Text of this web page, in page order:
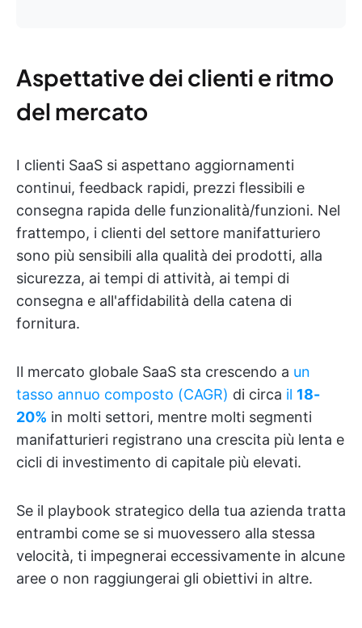
Aspettative dei clienti e ritmo
del mercato
I clienti SaaS si aspettano aggiornamenti
continui, feedback rapidi, prezzi flessibili e
consegna rapida delle funzionalità/funzioni. Nel
frattempo, i clienti del settore manifatturiero
sono più sensibili alla qualità dei prodotti, alla
sicurezza, ai tempi di attività, ai tempi di
consegna e all'affidabilità della catena di
fornitura.
Il mercato globale SaaS sta crescendo a un
tasso annuo composto (CAGR) di circa il 18-
20% in molti settori, mentre molti segmenti
manifatturieri registrano una crescita più lenta e
cicli di investimento di capitale più elevati.
Se il playbook strategico della tua azienda tratta
entrambi come se si muovessero alla stessa
velocità, ti impegnerai eccessivamente in alcune
aree o non raggiungerai gli obiettivi in altre.